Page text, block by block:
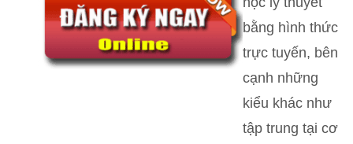
bằng hình thức
trực tuyến, bên
cạnh những
kiểu khác như
tập trung tại cơ